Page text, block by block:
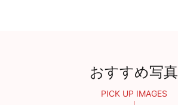
おすすめ写真
PICK UP IMAGES